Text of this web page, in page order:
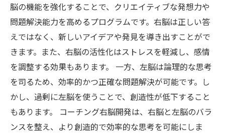
脳の機能を強化することで、クリエイティブな発想力や
問題解決能力を高めるプログラムです。右脳は正しい答
えではなく、新しいアイデアや発見を導き出すことがで
きます。また、右脳の活性化はストレスを軽減し、感情
を調整する効果もあります。 一方、左脳は論理的な思考
を司るため、効率的かつ正確な問題解決が可能です。し
かし、過剰に左脳を使うことで、創造性が低下すること
もあります。 コーチング右脳開発は、右脳と左脳のバラ
ンスを整え、より創造的で効率的な思考を可能にしま